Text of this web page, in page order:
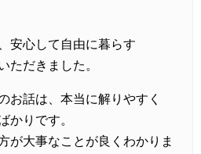
安心して自由に暮らす
ただきました。
お話は、本当に解りやすく
かりです。
が大事なことが良くわかりま